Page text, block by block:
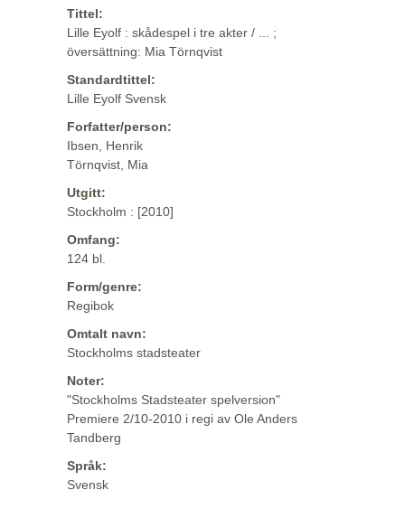
Tittel:
Lille Eyolf : skådespel i tre akter / ... ;
översättning: Mia Törnqvist
Standardtittel:
Lille Eyolf Svensk
Forfatter/person:
Ibsen, Henrik
Törnqvist, Mia
Utgitt:
Stockholm : [2010]
Omfang:
124 bl.
Form/genre:
Regibok
Omtalt navn:
Stockholms stadsteater
Noter:
"Stockholms Stadsteater spelversion"
Premiere 2/10-2010 i regi av Ole Anders
Tandberg
Språk:
Svensk